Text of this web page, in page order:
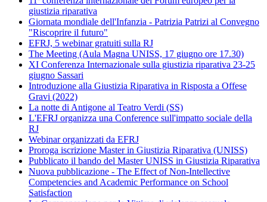
giustizia riparativa
Giornata mondiale dell'Infanzia - Patrizia Patrizi al Convegno
"Riscoprire il futuro"
EFRJ, 5 webinar gratuiti sulla RJ
The Meeting (Aula Magna UNISS, 17 giugno ore 17.30)
XI Conferenza Internazionale sulla giustizia riparativa 23-25
giugno Sassari
Introduzione alla Giustizia Riparativa in Risposta a Offese
Gravi (2022)
La notte di Antigone al Teatro Verdi (SS)
L'EFRJ organizza una Conference sull'impatto sociale della
RJ
Webinar organizzati da EFRJ
Proroga iscrizione Master in Giustizia Riparativa (UNISS)
Pubblicato il bando del Master UNISS in Giustizia Riparativa
Nuova pubblicazione - The Effect of Non-Intellective
Competencies and Academic Performance on School
Satisfaction